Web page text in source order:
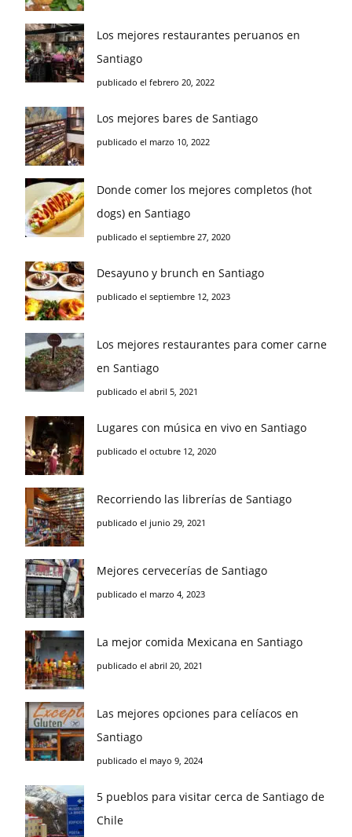
Los mejores restaurantes peruanos en
Santiago
publicado el febrero 20, 2022
Los mejores bares de Santiago
publicado el marzo 10, 2022
Donde comer los mejores completos (hot
dogs) en Santiago
publicado el septiembre 27, 2020
Desayuno y brunch en Santiago
publicado el septiembre 12, 2023
Los mejores restaurantes para comer carne
en Santiago
publicado el abril 5, 2021
Lugares con música en vivo en Santiago
publicado el octubre 12, 2020
Recorriendo las librerías de Santiago
publicado el junio 29, 2021
Mejores cervecerías de Santiago
publicado el marzo 4, 2023
La mejor comida Mexicana en Santiago
publicado el abril 20, 2021
Las mejores opciones para celíacos en
Santiago
publicado el mayo 9, 2024
5 pueblos para visitar cerca de Santiago de
Chile